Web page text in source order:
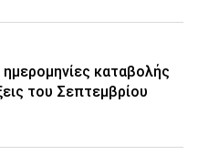
ημερομηνίες καταβολής
του Σεπτεμβρίου